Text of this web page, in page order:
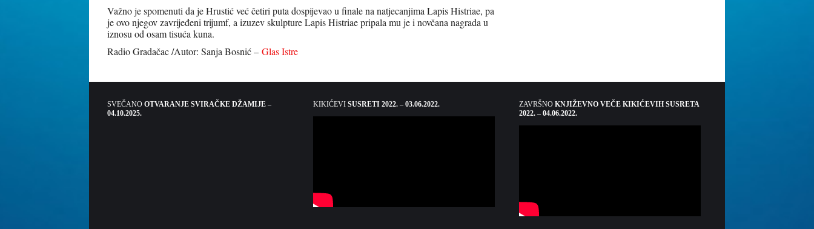
Važno je spomenuti da je Hrustić već četiri puta dospijevao u finale na natjecanjima Lapis Histriae, pa
je ovo njegov zavrijeđeni trijumf, a izuzev skulpture Lapis Histriae pripala mu je i novčana nagrada u
iznosu od osam tisuća kuna.
Radio Gradačac /Autor: Sanja Bosnić – Glas Istre
SVEČANO OTVARANJE SVIRAČKE DŽAMIJE –
04.10.2025.
KIKIĆEVI SUSRETI 2022. – 03.06.2022. ZAVRŠNO KNJIŽEVNO VEČE KIKIĆEVIH SUSRETA
2022. – 04.06.2022.